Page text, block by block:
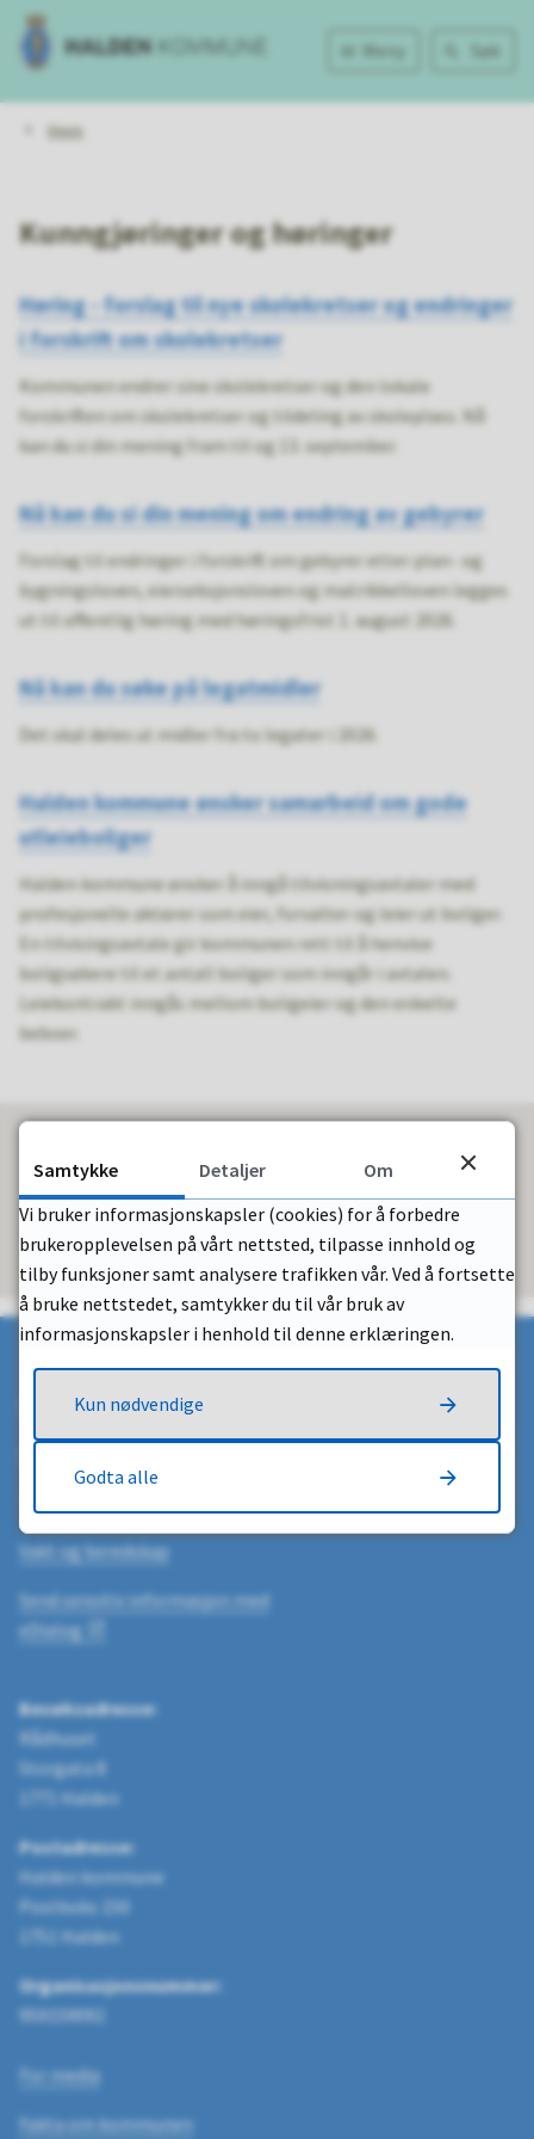
Halden
kommune
Meny Søk
Hjem
Kunngjøringer og høringer
Høring - forslag til nye skolekretser og endringer
i forskrift om skolekretser
Kommunen endrer sine skolekretser og den lokale
forskriften om skolekretser og tildeling av skoleplass. Nå
kan du si din mening fram til og 13. september.
Nå kan du si din mening om endring av gebyrer
Forslag til endringer i forskrift om gebyrer etter plan- og
bygningsloven, eierseksjonsloven og matrikkelloven legges
ut til offentlig høring med høringsfrist 1. august 2026.
Nå kan du søke på legatmidler
Det skal deles ut midler fra to legater i 2026.
Halden kommune ønsker samarbeid om gode
utleieboliger
Halden kommune ønsker å inngå tilvisningsavtaler med
profesjonelle aktører som eier, forvalter og leier ut boliger.
En tilvisingsavtale gir kommunen rett til å henvise
boligsøkere til et antall boliger som inngår i avtalen.
Leiekontrakt inngås mellom boligeier og den enkelte
beboer.
Fant du det du lette etter?
Ja Nei
Send e-post
Kontaktinformasjon
Vakt og beredskap
Send sensitiv informasjon med
eDialog
Besøksadresse:
Rådhuset
Storgata 8
1771 Halden
Postadresse:
Halden kommune
Postboks 150
1751 Halden
Organisasjonsnummer:
959159092
For media
Fakta om kommunen
Samtykke Detaljer
Om
Vi bruker informasjonskapsler (cookies) for å forbedre
brukeropplevelsen på vårt nettsted, tilpasse innhold og
tilby funksjoner samt analysere trafikken vår. Ved å fortsette
å bruke nettstedet, samtykker du til vår bruk av
informasjonskapsler i henhold til denne erklæringen.
Kun nødvendige
Godta alle